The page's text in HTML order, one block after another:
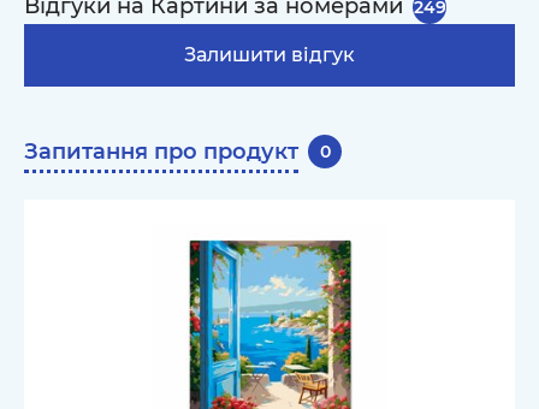
Відгуки на Картини за номерами 249
Залишити відгук
Запитання про продукт 0